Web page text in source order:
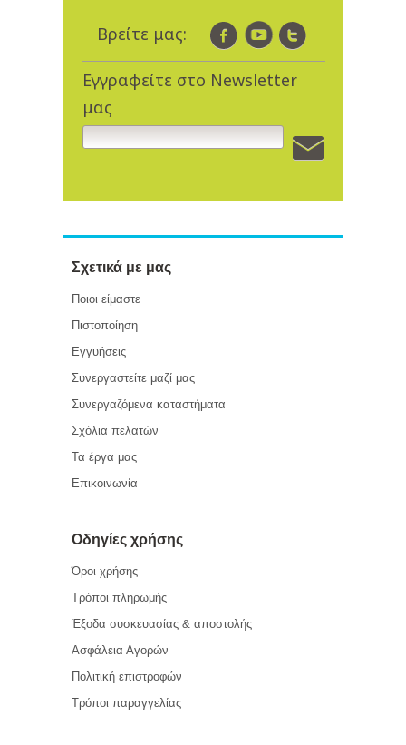
Βρείτε μας:
Εγγραφείτε στο Newsletter
μας
Σχετικά με μας
Ποιοι είμαστε
Πιστοποίηση
Εγγυήσεις
Συνεργαστείτε μαζί μας
Συνεργαζόμενα καταστήματα
Σχόλια πελατών
Τα έργα μας
Επικοινωνία
Οδηγίες χρήσης
Όροι χρήσης
Τρόποι πληρωμής
Έξοδα συσκευασίας & αποστολής
Ασφάλεια Αγορών
Πολιτική επιστροφών
Τρόποι παραγγελίας